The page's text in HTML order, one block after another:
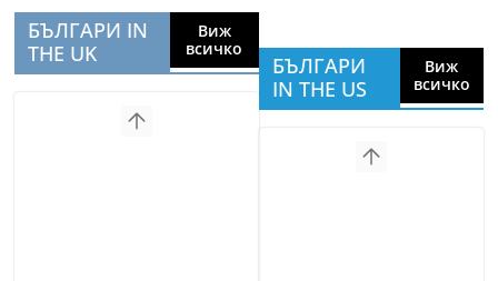
БЪЛГАРИ IN
THE UK
Виж
всичко
БЪЛГАРИ
IN THE US
Виж
всичко